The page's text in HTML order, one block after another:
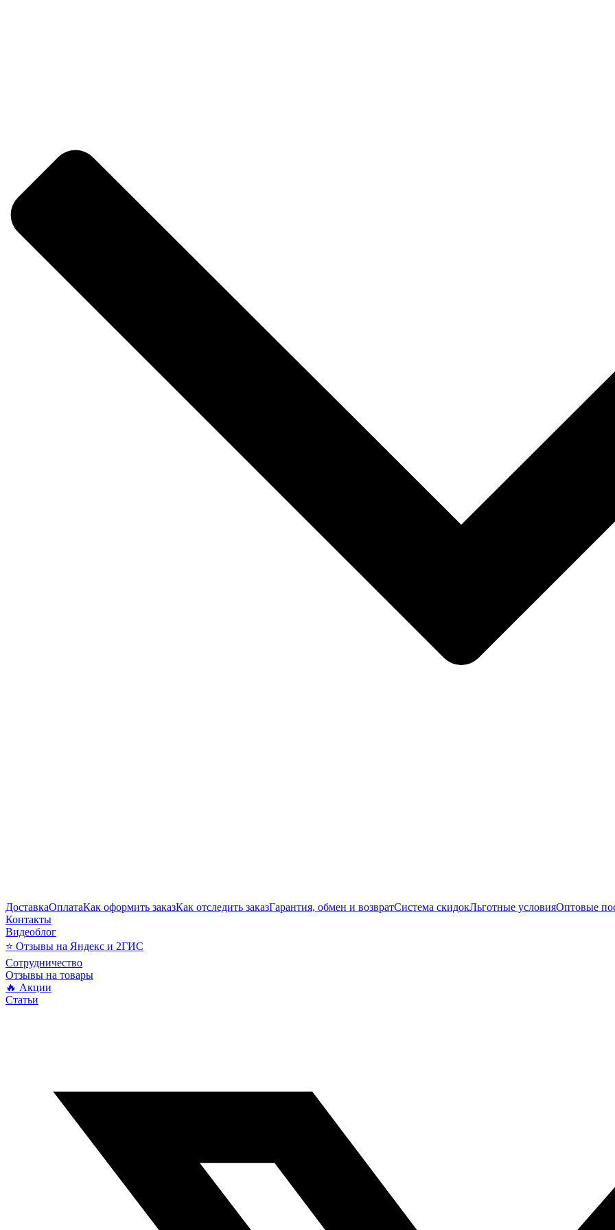
ДоставкаОплатаКак оформить заказКак отследить заказГарантия, обмен и возвратСистема скидокЛьготные условияОптовые
Контакты
Видеоблог
⭐ Отзывы на Яндекс и 2ГИС
Сотрудничество
Отзывы на товары
🔥 Акции
Статьи